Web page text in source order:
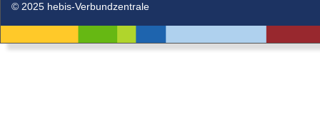
© 2025 hebis-Verbundzentrale